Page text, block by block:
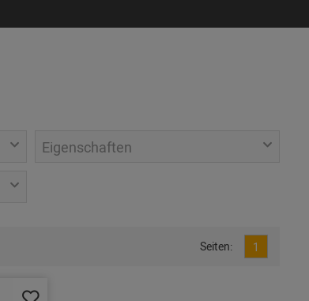
Eigenschaften
Seiten: 1